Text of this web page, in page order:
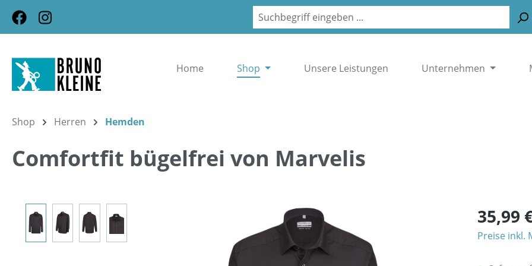
Hauptinhalt springen
Zur Suche springen
Zur Hauptnavigation springen
Home Shop Unsere Leistungen Unternehmen
Shop Herren Hemden
Comfortfit bügelfrei von Marvelis
Bildergalerie überspringen 35,99
Preise inkl.